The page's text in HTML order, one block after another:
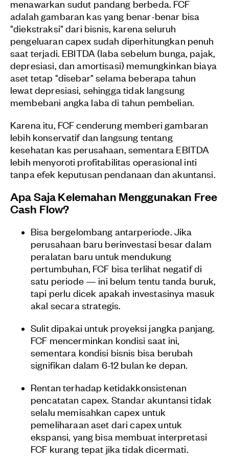
menawarkan sudut pandang berbeda. FCF
adalah gambaran kas yang benar-benar bisa
"diekstraksi" dari bisnis, karena seluruh
pengeluaran capex sudah diperhitungkan penuh
saat terjadi. EBITDA (laba sebelum bunga, pajak,
depresiasi, dan amortisasi) memungkinkan biaya
aset tetap "disebar" selama beberapa tahun
lewat depresiasi, sehingga tidak langsung
membebani angka laba di tahun pembelian.
Karena itu, FCF cenderung memberi gambaran
lebih konservatif dan langsung tentang
kesehatan kas perusahaan, sementara EBITDA
lebih menyoroti profitabilitas operasional inti
tanpa efek keputusan pendanaan dan akuntansi.
Apa Saja Kelemahan Menggunakan Free
Cash Flow?
Bisa bergelombang antarperiode. Jika
perusahaan baru berinvestasi besar dalam
peralatan baru untuk mendukung
pertumbuhan, FCF bisa terlihat negatif di
satu periode — ini belum tentu tanda buruk,
tapi perlu dicek apakah investasinya masuk
akal secara strategis.
Sulit dipakai untuk proyeksi jangka panjang.
FCF mencerminkan kondisi saat ini,
sementara kondisi bisnis bisa berubah
signifikan dalam 6-12 bulan ke depan.
Rentan terhadap ketidakkonsistenan
pencatatan capex. Standar akuntansi tidak
selalu memisahkan capex untuk
pemeliharaan aset dari capex untuk
ekspansi, yang bisa membuat interpretasi
FCF kurang tepat jika tidak dicermati.